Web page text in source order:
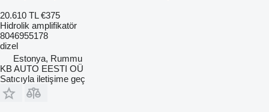
20.610 TL €375
Hidrolik amplifikatör
8046955178
dizel
Estonya, Rummu
KB AUTO EESTI OÜ
Satıcıyla iletişime geç